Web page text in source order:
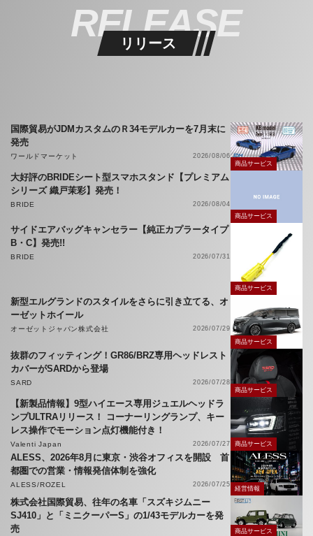
RELEASE
リリース
国際貿易がJDMカスタムのＲ34モデルカーを7月末に
発売
ワールドマーケット
2026/08/06
商品サービス
大好評のBRIDEシート型スマホスタンド【プレミアム
シリーズ 織戸茉彩】発売！
BRIDE
2026/08/04
商品サービス
サイドエアバッグキャンセラー【純正カプラータイプ
B・C】発売!!
BRIDE 2026/07/31
商品サービス
新型エルグランドのスタイルをさらに引き立てる、オ
ーゼットホイール
オーゼットジャパン株式会社
2026/07/29
商品サービス
抜群のフィッティング！GR86/BRZ専用ヘッドレスト
カバーがSARDから登場
SARD
2026/07/28
商品サービス
【新製品情報】9型ハイエース専用ジュエルヘッドラ
ンプULTRAリリース！ コーナーリングランプ、キー
レス操作でモーション点灯機能付き！
Valenti Japan 2026/07/27 商品サービス
ALESS、2026年8月に東京・渋谷オフィスを開設 首
都圏での営業・情報発信体制を強化
ALESS/ROZEL 2026/07/25
経営情報
株式会社国際貿易、往年の名車「スズキジムニー
SJ410」と「ミニクーパーS」の1/43モデルカーを発
売
商品サービス